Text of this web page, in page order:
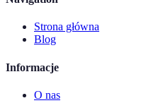
Strona główna
Blog
Informacje
O nas